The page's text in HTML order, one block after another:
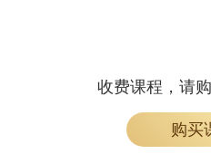
收费课程，请
购买